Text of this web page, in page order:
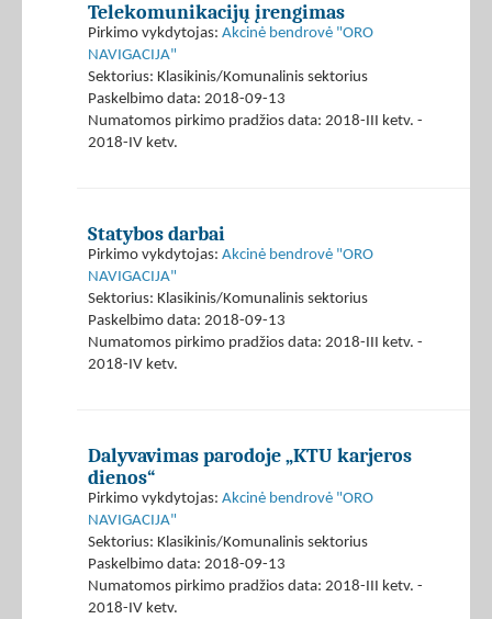
Telekomunikacijų įrengimas
Pirkimo vykdytojas: Akcinė bendrovė "ORO
NAVIGACIJA"
Sektorius: Klasikinis/Komunalinis sektorius
Paskelbimo data: 2018-09-13
Numatomos pirkimo pradžios data: 2018-III ketv. -
2018-IV ketv.
Statybos darbai
Pirkimo vykdytojas: Akcinė bendrovė "ORO
NAVIGACIJA"
Sektorius: Klasikinis/Komunalinis sektorius
Paskelbimo data: 2018-09-13
Numatomos pirkimo pradžios data: 2018-III ketv. -
2018-IV ketv.
Dalyvavimas parodoje „KTU karjeros
dienos“
Pirkimo vykdytojas: Akcinė bendrovė "ORO
NAVIGACIJA"
Sektorius: Klasikinis/Komunalinis sektorius
Paskelbimo data: 2018-09-13
Numatomos pirkimo pradžios data: 2018-III ketv. -
2018-IV ketv.